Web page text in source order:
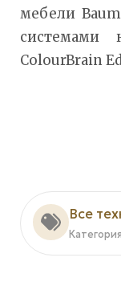
мебели
системами
ColourBrain
Все
Категория